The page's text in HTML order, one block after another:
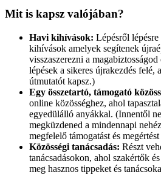
Mit is kapsz valójában?
Havi kihívások: Lépésről
kihívások amelyek segítenek
visszaszerezni a
lépések a sikeres újrakezdés
útmutatót kapsz.)
Egy összetartó, támogató
online közösséghez, ahol
egyedülálló anyákkal. (Innentől
megküzdened a mindennapi
megfelelő támogatást és
Közösségi tanácsadás: Részt
tanácsadásokon, ahol szakértők
meg hasznos tippeket és